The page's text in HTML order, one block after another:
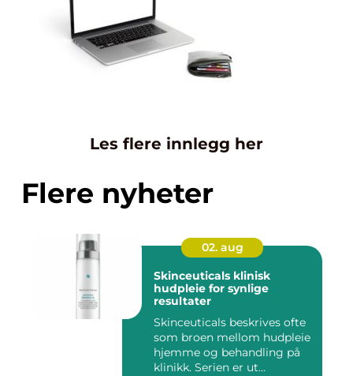
Les flere innlegg her
Flere nyheter
02. aug
Skinceuticals klinisk
hudpleie for synlige
resultater
Skinceuticals beskrives ofte
som broen mellom hudpleie
hjemme og behandling på
klinikk. Serien er ut...